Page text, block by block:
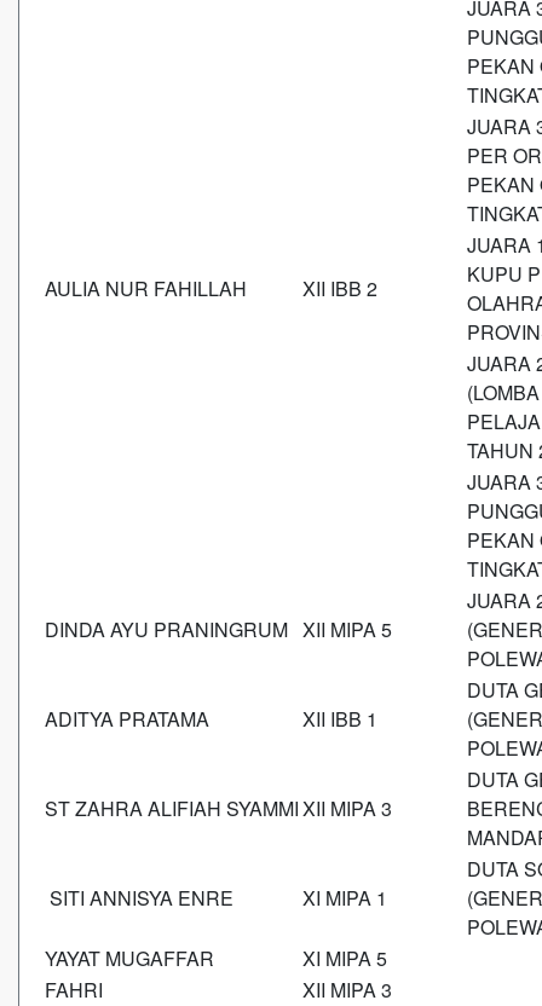
JUARA
PEKAN
JUARA
PER
PEKAN
AULIA NUR FAHILLAH XII IBB 2
JUARA
KUPU
JUARA
TAHUN
JUARA
PEKAN
DINDA AYU PRANINGRUM XII MIPA 5
JUARA
ADITYA PRATAMA XII IBB 1
DUTA
ST ZAHRA ALIFIAH SYAMMIXII MIPA 3
DUTA
SITI ANNISYA ENRE XI MIPA 1
DUTA
YAYAT MUGAFFAR
XI MIPA 5
FAHRI
XII MIPA 3